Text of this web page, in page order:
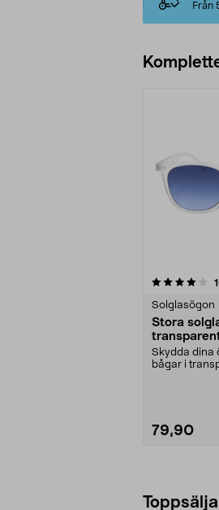
Från
Solglasögon
Stora
Skydda dina
bågar i
79,90